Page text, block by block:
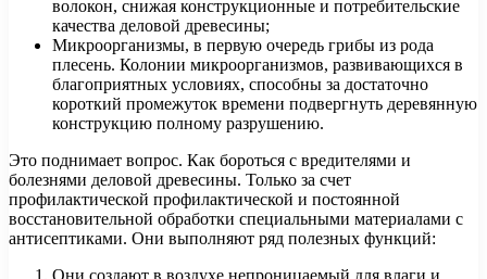
волокон, снижая конструкционные и потребительские
качества деловой древесины;
Микроорганизмы, в первую очередь грибы из рода
плесень. Колонии микроорганизмов, развивающихся в
благоприятных условиях, способны за достаточно
короткий промежуток времени подвергнуть деревянную
конструкцию полному разрушению.
Это поднимает вопрос. Как бороться с вредителями и
болезнями деловой древесины. Только за счет
профилактической профилактической и постоянной
восстановительной обработки специальными материалами с
антисептиками. Они выполняют ряд полезных функций:
Они создают в воздухе непроницаемый для влаги и